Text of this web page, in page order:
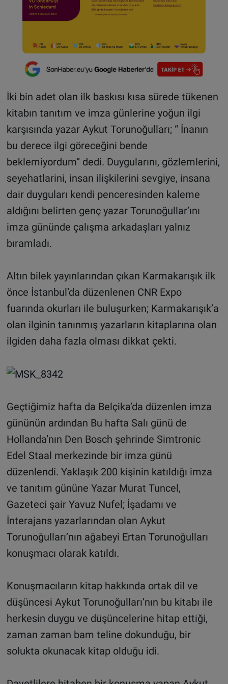
İki bin adet olan ilk baskısı kısa sürede tükenen
kitabın tanıtım ve imza günlerine yoğun ilgi
karşısında yazar Aykut Torunoğulları; “ İnanın
bu derece ilgi göreceğini bende
beklemiyordum” dedi. Duygularını, gözlemlerini,
seyehatlarini, insan ilişkilerini sevgiye, insana
dair duyguları kendi penceresinden kaleme
aldığını belirten genç yazar Torunoğullar’ını
imza gününde çalışma arkadaşları yalnız
bıramladı.
Altın bilek yayınlarından çıkan Karmakarışık ilk
önce İstanbul’da düzenlenen CNR Expo
fuarında okurları ile buluşurken; Karmakarışık’a
olan ilginin tanınmış yazarların kitaplarına olan
ilgiden daha fazla olması dikkat çekti.
Geçtiğimiz hafta da Belçika’da düzenlen imza
gününün ardından Bu hafta Salı günü de
Hollanda’nın Den Bosch şehrinde Simtronic
Edel Staal merkezinde bir imza günü
düzenlendi. Yaklaşık 200 kişinin katıldığı imza
ve tanıtım gününe Yazar Murat Tuncel,
Gazeteci şair Yavuz Nufel; İşadamı ve
İnterajans yazarlarından olan Aykut
Torunoğulları’nın ağabeyi Ertan Torunoğulları
konuşmacı olarak katıldı.
Konuşmacıların kitap hakkında ortak dil ve
düşüncesi Aykut Torunoğulları’nın bu kitabı ile
herkesin duygu ve düşüncelerine hitap ettiği,
zaman zaman bam teline dokunduğu, bir
solukta okunacak kitap olduğu idi.